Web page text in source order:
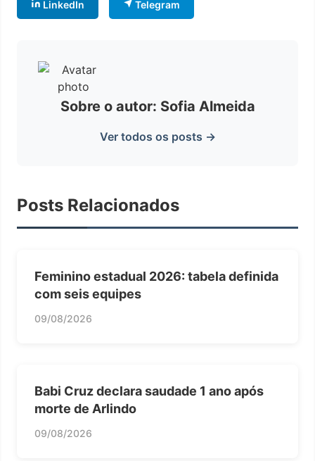
LinkedIn Telegram
Sobre o autor: Sofia Almeida
Ver todos os posts →
Posts Relacionados
Feminino estadual 2026: tabela definida
com seis equipes
09/08/2026
Babi Cruz declara saudade 1 ano após
morte de Arlindo
09/08/2026